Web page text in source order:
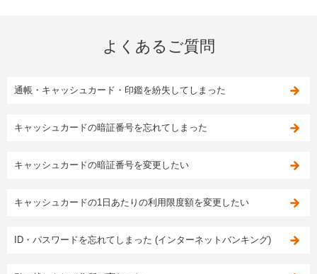
よくあるご質問
通帳・キャッシュカード・印鑑を紛失してしまった
キャッシュカードの暗証番号を忘れてしまった
キャッシュカードの暗証番号を変更したい
キャッシュカードの1日あたりの利用限度額を変更したい
ID・パスワードを忘れてしまった (インターネットバンキング)